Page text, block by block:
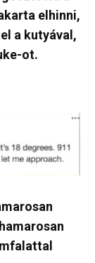
elhinni,
a kutyával,
ot.